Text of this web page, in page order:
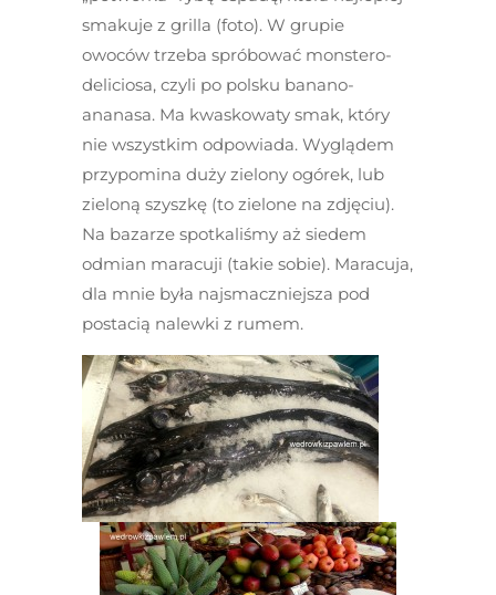
smakuje z grilla (foto). W grupie
owoców trzeba spróbować monstero-
deliciosa, czyli po polsku banano-
ananasa. Ma kwaskowaty smak, który
nie wszystkim odpowiada. Wyglądem
przypomina duży zielony ogórek, lub
zieloną szyszkę (to zielone na zdjęciu).
Na bazarze spotkaliśmy aż siedem
odmian maracuji (takie sobie). Maracuja,
dla mnie była najsmaczniejsza pod
postacią nalewki z rumem.